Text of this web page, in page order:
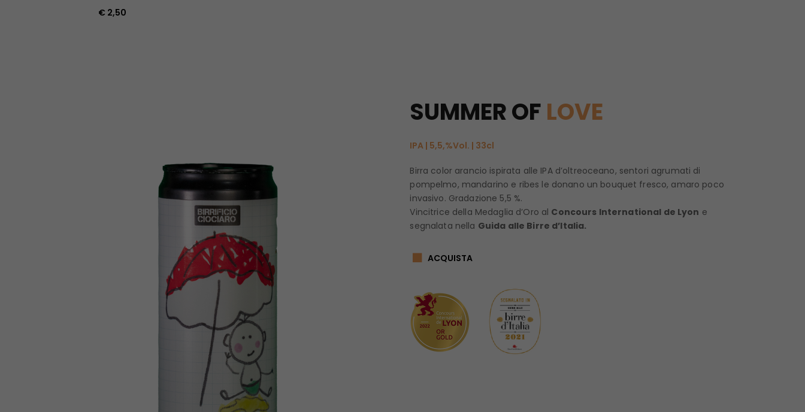
€ 2,50
SUMMER OF LOVE
IPA | 5,5,%Vol. | 33cl
Birra color arancio ispirata alle IPA d’oltreoceano, sentori agrumati di
pompelmo, mandarino e ribes le donano un bouquet fresco, amaro poco
invasivo. Gradazione 5,5 %.
Vincitrice della Medaglia d’Oro al Concours International de Lyon e
segnalata nella Guida alle Birre d’Italia.
ACQUISTA